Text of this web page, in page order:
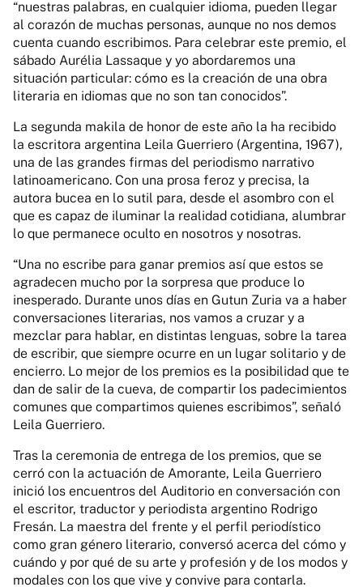
“nuestras palabras, en cualquier idioma, pueden llegar
al corazón de muchas personas, aunque no nos demos
cuenta cuando escribimos. Para celebrar este premio, el
sábado Aurélia Lassaque y yo abordaremos una
situación particular: cómo es la creación de una obra
literaria en idiomas que no son tan conocidos”.
La segunda makila de honor de este año la ha recibido
la escritora argentina Leila Guerriero (Argentina, 1967),
una de las grandes firmas del periodismo narrativo
latinoamericano. Con una prosa feroz y precisa, la
autora bucea en lo sutil para, desde el asombro con el
que es capaz de iluminar la realidad cotidiana, alumbrar
lo que permanece oculto en nosotros y nosotras.
“Una no escribe para ganar premios así que estos se
agradecen mucho por la sorpresa que produce lo
inesperado. Durante unos días en Gutun Zuria va a haber
conversaciones literarias, nos vamos a cruzar y a
mezclar para hablar, en distintas lenguas, sobre la tarea
de escribir, que siempre ocurre en un lugar solitario y de
encierro. Lo mejor de los premios es la posibilidad que te
dan de salir de la cueva, de compartir los padecimientos
comunes que compartimos quienes escribimos”, señaló
Leila Guerriero.
Tras la ceremonia de entrega de los premios, que se
cerró con la actuación de Amorante, Leila Guerriero
inició los encuentros del Auditorio en conversación con
el escritor, traductor y periodista argentino Rodrigo
Fresán. La maestra del frente y el perfil periodístico
como gran género literario, conversó acerca del cómo y
cuándo y por qué de su arte y profesión y de los modos y
modales con los que vive y convive para contarla.